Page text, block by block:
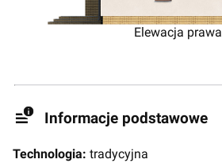
Elewacja prawa
Informacje podstawowe
Technologia: tradycyjna